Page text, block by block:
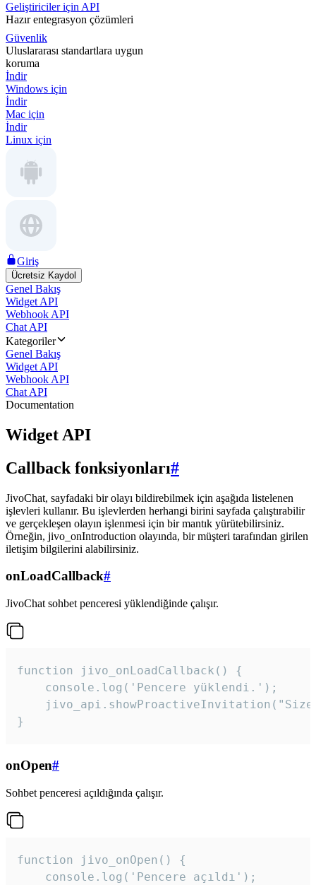
Geliştiriciler için API
Hazır entegrasyon çözümleri
Güvenlik
Uluslararası standartlara uygun
koruma
İndir
Windows için
İndir
Mac için
İndir
Linux için
Giriş
Ücretsiz Kaydol
Genel Bakış
Widget API
Webhook API
Chat API
Kategoriler
Genel Bakış
Widget API
Webhook API
Chat API
Documentation
Widget API
Callback fonksiyonları#
JivoChat, sayfadaki bir olayı bildirebilmek için aşağıda listelenen
işlevleri kullanır. Bu işlevlerden herhangi birini sayfada çalıştırabilir
ve gerçekleşen olayın işlenmesi için bir mantık yürütebilirsiniz.
Örneğin, jivo_onIntroduction olayında, bir müşteri tarafından girilen
iletişim bilgilerini alabilirsiniz.
onLoadCallback#
JivoChat sohbet penceresi yüklendiğinde çalışır.
function jivo_onLoadCallback() {
    console.log('Pencere yüklendi.');
}
onOpen#
Sohbet penceresi açıldığında çalışır.
function jivo_onOpen() {
    console.log('Pencere açıldı');